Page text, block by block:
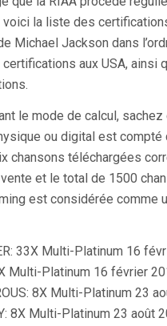
voici la liste des
Michael Jackson dans
aux USA, ainsi
le mode de calcul, sachez
ou digital est compté
chansons téléchargées
et le total de 1500
est considérée comme
33X Multi-Platinum 16
Multi-Platinum 16 février
8X Multi-Platinum 23
8X Multi-Platinum 23 août